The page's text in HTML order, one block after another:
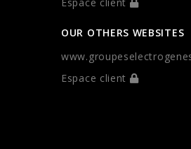
OUR OTHERS WEBSITES
Espace client